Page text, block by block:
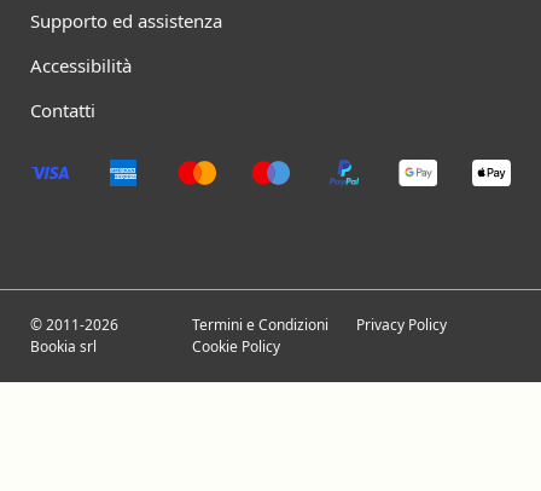
Supporto ed assistenza
Accessibilità
Contatti
© 2011-2026
Bookia srl
Termini e Condizioni
Privacy Policy
Cookie Policy